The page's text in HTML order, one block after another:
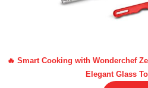
🔥 Smart Cooking with Wonderchef
Elegant Glass